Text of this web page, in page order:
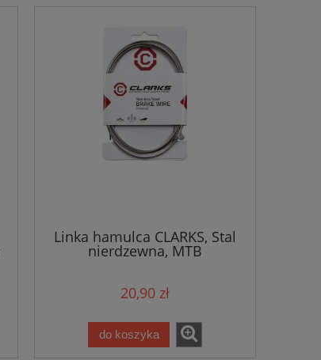
Linka hamulca CLARKS, Stal
nierdzewna, MTB
20,90 zł
do koszyka